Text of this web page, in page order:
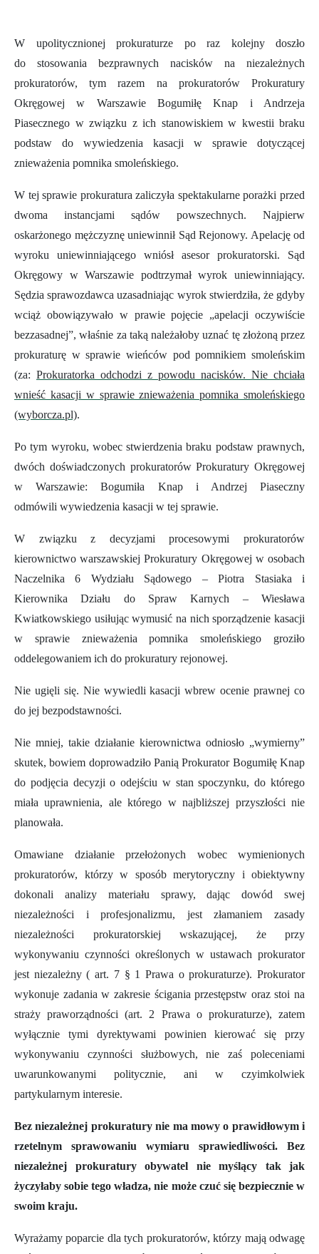
W upolitycznionej prokuraturze po raz kolejny doszło
do stosowania bezprawnych nacisków na niezależnych
prokuratorów, tym razem na prokuratorów Prokuratury
Okręgowej w Warszawie Bogumiłę Knap i Andrzeja
Piasecznego w związku z ich stanowiskiem w kwestii braku
podstaw do wywiedzenia kasacji w sprawie dotyczącej
znieważenia pomnika smoleńskiego.
W tej sprawie prokuratura zaliczyła spektakularne porażki przed
dwoma instancjami sądów powszechnych. Najpierw
oskarżonego mężczyznę uniewinnił Sąd Rejonowy. Apelację od
wyroku uniewinniającego wniósł asesor prokuratorski. Sąd
Okręgowy w Warszawie podtrzymał wyrok uniewinniający.
Sędzia sprawozdawca uzasadniając wyrok stwierdziła, że gdyby
wciąż obowiązywało w prawie pojęcie „apelacji oczywiście
bezzasadnej”, właśnie za taką należałoby uznać tę złożoną przez
prokuraturę w sprawie wieńców pod pomnikiem smoleńskim
(za: Prokuratorka odchodzi z powodu nacisków. Nie chciała
wnieść kasacji w sprawie znieważenia pomnika smoleńskiego
(wyborcza.pl).
Po tym wyroku, wobec stwierdzenia braku podstaw prawnych,
dwóch doświadczonych prokuratorów Prokuratury Okręgowej
w Warszawie: Bogumiła Knap i Andrzej Piaseczny
odmówili wywiedzenia kasacji w tej sprawie.
W związku z decyzjami procesowymi prokuratorów
kierownictwo warszawskiej Prokuratury Okręgowej w osobach
Naczelnika 6 Wydziału Sądowego – Piotra Stasiaka i
Kierownika Działu do Spraw Karnych – Wiesława
Kwiatkowskiego usiłując wymusić na nich sporządzenie kasacji
w sprawie znieważenia pomnika smoleńskiego groziło
oddelegowaniem ich do prokuratury rejonowej.
Nie ugięli się. Nie wywiedli kasacji wbrew ocenie prawnej co
do jej bezpodstawności.
Nie mniej, takie działanie kierownictwa odniosło „wymierny”
skutek, bowiem doprowadziło Panią Prokurator Bogumiłę Knap
do podjęcia decyzji o odejściu w stan spoczynku, do którego
miała uprawnienia, ale którego w najbliższej przyszłości nie
planowała.
Omawiane działanie przełożonych wobec wymienionych
prokuratorów, którzy w sposób merytoryczny i obiektywny
dokonali analizy materiału sprawy, dając dowód swej
niezależności i profesjonalizmu, jest złamaniem zasady
niezależności prokuratorskiej wskazującej, że przy
wykonywaniu czynności określonych w ustawach prokurator
jest niezależny ( art. 7 § 1 Prawa o prokuraturze). Prokurator
wykonuje zadania w zakresie ścigania przestępstw oraz stoi na
straży praworządności (art. 2 Prawa o prokuraturze), zatem
wyłącznie tymi dyrektywami powinien kierować się przy
wykonywaniu czynności służbowych, nie zaś poleceniami
uwarunkowanymi politycznie, ani w czyimkolwiek
partykularnym interesie.
Bez niezależnej prokuratury nie ma mowy o prawidłowym i
rzetelnym sprawowaniu wymiaru sprawiedliwości. Bez
niezależnej prokuratury obywatel nie myślący tak jak
życzyłaby sobie tego władza, nie może czuć się bezpiecznie w
swoim kraju.
Wyrażamy poparcie dla tych prokuratorów, którzy mają odwagę